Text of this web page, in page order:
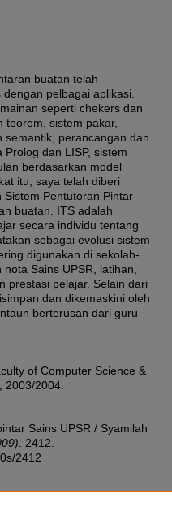
buatan telah
pelbagai aplikasi.
seperti chekers dan
sistem pakar,
semantik, perancangan dan
dan LISP, sistem
berdasarkan model
itu, saya telah diberi
Pentutoran Pintar
buatan. ITS adalah
secara individu tentang
sebagai evolusi sistem
digunakan di sekolah-
Sains UPSR, latihan,
prestasi pelajar. Selain dari
dan dikemaskini oleh
berterusan dari guru
of Computer Science &
2003/2004.
Sains UPSR / Syamilah
. 2412.
2412